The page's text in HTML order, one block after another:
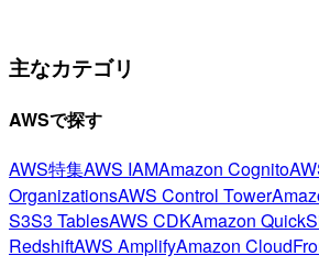
主なカテゴリ
AWSで探す
AWS特集AWS IAMAmazon Cognito
OrganizationsAWS Control Tower
S3S3 TablesAWS CDKAmazon
RedshiftAWS AmplifyAmazon